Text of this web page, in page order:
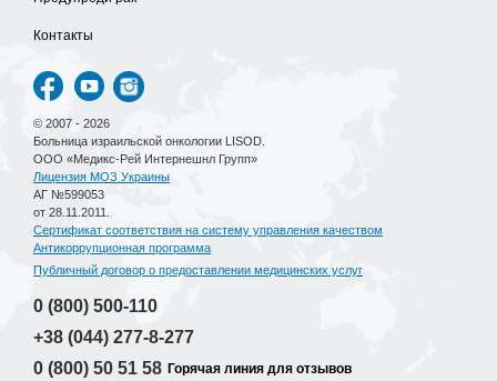
Контакты
© 2007 - 2026
Больница израильской онкологии LISOD.
ООО «Медикс-Рей Интернешнл Групп»
Лицензия МОЗ Украины
АГ №599053
от 28.11.2011.
Сертификат соответствия на систему управления качеством
Антикоррупционная программа
Публичный договор о предоставлении медицинских услуг
0 (800) 500-110
+38 (044) 277-8-277
0 (800) 50 51 58 Горячая линия для отзывов